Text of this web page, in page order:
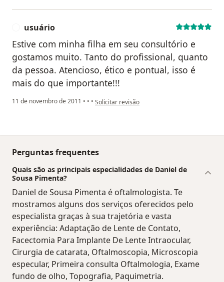
usuário
Estive com minha filha em seu consultório e
gostamos muito. Tanto do profissional, quanto
da pessoa. Atencioso, ético e pontual, isso é
mais do que importante!!!
11 de novembro de 2011 • • • na opinião do utilizador usuário
Solicitar revisão
Perguntas frequentes
Quais são as principais especialidades de Daniel de
Sousa Pimenta?
Daniel de Sousa Pimenta é oftalmologista. Te
mostramos alguns dos serviços oferecidos pelo
especialista graças à sua trajetória e vasta
experiência: Adaptação de Lente de Contato,
Facectomia Para Implante De Lente Intraocular,
Cirurgia de catarata, Oftalmoscopia, Microscopia
especular, Primeira consulta Oftalmologia, Exame
fundo de olho, Topografia, Paquimetria.